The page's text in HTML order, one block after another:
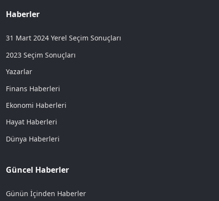
Haberler
31 Mart 2024 Yerel Seçim Sonuçları
2023 Seçim Sonuçları
Yazarlar
Finans Haberleri
Ekonomi Haberleri
Hayat Haberleri
Dünya Haberleri
Güncel Haberler
Günün İçinden Haberler